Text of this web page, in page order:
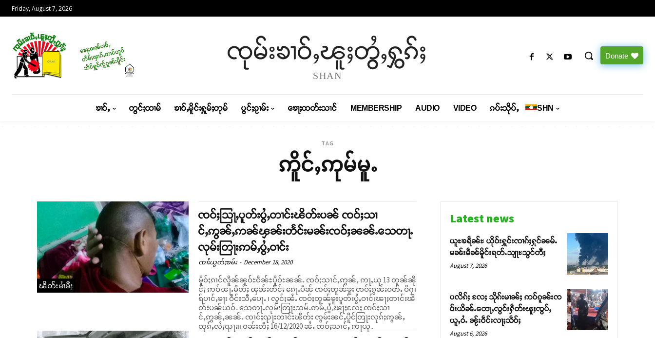
Friday, August 7, 2026
ၸုမ်းၶၢဝ်ႇၽူႈတွႆႇႁွၵ်ႈ
SHAN
Donate
ၶၢဝ်ႇ တွင်ႈထၢမ် ၶၢဝ်ႇမိူင်းႁူမ်ႈတုမ် ပွင်ႈၵႂၢမ်း ၶေႃႈထတ်းသၢင် MEMBERSHIP AUDIO VIDEO ၵပ်းသိုပ်ႇ SHN
TAG
ဢိူင်ႇဢုမ်မူႉ
ၽိတ်းမၢႆမီႈ
ၸဝ်ႈသြႃႇပူတ်းပွႆႇတၢင်းၽိတ်းပၼ် ၸဝ်ႈသၢ
င်ႇဢွၼ်ႇဢၼ်ၾၼ်းတႅင်းမၼ်းၸဝ်ႈၼၼ်ႉသေတႃႉ
လုမ်းတြႃးဢမ်ႇပွႆႇဝၢင်း
ၸၢႆးယွတ်ႈၶမ်း - December 18, 2020
မိူဝ်ႈၵၢင်လိူၼ်ၼူဝ်ႊဝႅၼ်ႊပိူဝ်ႊၼၼ်ႉ ၸဝ်ႈသၢင်ႇဢွၼ်ႇ ဢႃႇယု 13 တူၼ်ၼို
င်ႈ ဢဝ်ၽႃႉမိတ်ႈ ၾၼ်းတႅင်း ၵေႃႉပဵၼ် ၸဝ်ႈတူၼ်ၶူး ၸဝ်ႈၵွၼ်းဝတ်ႉ ဝိႁၢ
ရ်ပၢင်ႇၶႃး ဝဵင်းသီႇပေႃႉ ၊ လွင်ႈၼႆႉ ၸဝ်ႈတူၼ်ၶူးပူတ်းပွႆႇဝၢင်းၽႃႈတၢင်းၽိ
တ်းပၼ်ယဝ်ႉ သေတႃႉလုမ်းတြႃးသမ်ႉဢမ်ႇပွႆႇၽႃႈလႄႈ ၸဝ်ႈသၢ
င်ႇဢွၼ်ႇၼၼ်ႉ ၸၢင်ႈၺႃးတၢင်းၽိတ်း ၸွမ်းၼင်ႇပိူင်တြႃးလုၵ်ႈဢွၼ်ႇ
ထုၵ်ႇလႆႈၺႃး။ ဝၼ်းတီႈ 16/12/2020 ၼႆႉ ၸဝ်ႈသၢင်ႇ ဢႃယု...
Latest news
ယူႊၶရဵၼ်ႊ ယိုဝ်းႁူင်းၸၢၵ်ႈႁုင်ၼမ်ႉ
မၼ်းမဵၼ်မိူင်းရတ်ႉသျႃႊသွင်တီႈ
August 7, 2026
ပလိၵ်ႈ လႄႈ သိုၵ်းမၢၼ်ႈ ဢဝ်ၵူၼ်းၸ
ပ်းယိၼ်ႉတေႃႇလွင်းႁဵတ်းၽူႈၸွပ်ႇ
ယူႇဝႆႉ ၼႂ်းဝဵင်းလႃႈသဵဝ်ႈ
August 6, 2026